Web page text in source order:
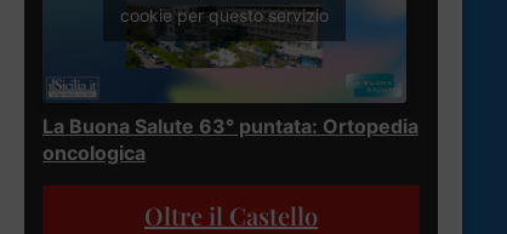
cookie per questo servizio
La Buona Salute 63° puntata: Ortopedia
oncologica
Oltre il Castello